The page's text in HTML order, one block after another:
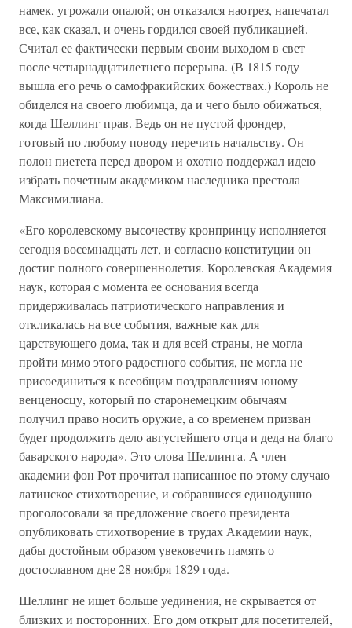
намек, угрожали опалой; он отказался наотрез, напечатал
все, как сказал, и очень гордился своей публикацией.
Считал ее фактически первым своим выходом в свет
после четырнадцатилетнего перерыва. (В 1815 году
вышла его речь о самофракийских божествах.) Король не
обиделся на своего любимца, да и чего было обижаться,
когда Шеллинг прав. Ведь он не пустой фрондер,
готовый по любому поводу перечить начальству. Он
полон пиетета перед двором и охотно поддержал идею
избрать почетным академиком наследника престола
Максимилиана.
«Его королевскому высочеству кронпринцу исполняется
сегодня восемнадцать лет, и согласно конституции он
достиг полного совершеннолетия. Королевская Академия
наук, которая с момента ее основания всегда
придерживалась патриотического направления и
откликалась на все события, важные как для
царствующего дома, так и для всей страны, не могла
пройти мимо этого радостного события, не могла не
присоединиться к всеобщим поздравлениям юному
венценосцу, который по старонемецким обычаям
получил право носить оружие, а со временем призван
будет продолжить дело августейшего отца и деда на благо
баварского народа». Это слова Шеллинга. А член
академии фон Рот прочитал написанное по этому случаю
латинское стихотворение, и собравшиеся единодушно
проголосовали за предложение своего президента
опубликовать стихотворение в трудах Академии наук,
дабы достойным образом увековечить память о
достославном дне 28 ноября 1829 года.
Шеллинг не ищет больше уединения, не скрывается от
близких и посторонних. Его дом открыт для посетителей,